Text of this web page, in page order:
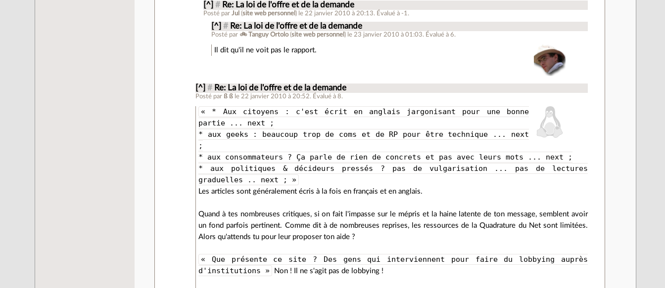
[^] # Re: La loi de l'offre et de la demande
Posté parJul (site web personnel ) le 22 janvier 2010 à 20:13. Évalué à -1 .
[^] # Re: La loi de l'offre et de la demande
Posté par 🚲 Tanguy Ortolo(site web personnel ) le 23 janvier 2010 à 01:03. Évalué à6.
Il dit qu'il ne voit pas le rapport.
[^] # Re: La loi de l'offre et de la demande
Posté par ß ß le 22 janvier 2010 à 20:52. Évalué à8.
« * Aux citoyens : c'est écrit en anglais jargonisant pour une bonne
partie ... next ;
* aux geeks : beaucoup trop de coms et de RP pour être technique ... next
;
* aux consommateurs ? Ça parle de rien de concrets et pas avec leurs mots ... next ;
* aux politiques & décideurs pressés ? pas de vulgarisation ... pas de lectures
graduelles .. next ; »
Les articles sont généralement écris à la fois en français et en anglais.
Quand à tes nombreuses critiques, si on fait l'impasse sur le mépris et la haine latente de ton message, semblent avoir
un fond parfois pertinent. Comme dit à de nombreuses reprises, les ressources de la Quadrature du Net sont limitées.
Alors qu'attends tu pour leur proposer ton aide ?
« Que présente ce site ? Des gens qui interviennent pour faire du lobbying auprès
d'institutions »
Non ! Il ne s'agit pas de lobbying !